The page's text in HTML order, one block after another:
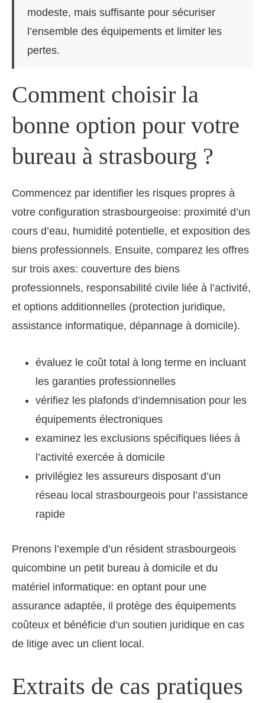
modeste, mais suffisante pour sécuriser
l’ensemble des équipements et limiter les
pertes.
Comment choisir la
bonne option pour votre
bureau à strasbourg ?
Commencez par identifier les risques propres à
votre configuration strasbourgeoise: proximité d’un
cours d’eau, humidité potentielle, et exposition des
biens professionnels. Ensuite, comparez les offres
sur trois axes: couverture des biens
professionnels, responsabilité civile liée à l’activité,
et options additionnelles (protection juridique,
assistance informatique, dépannage à domicile).
évaluez le coût total à long terme en incluant
les garanties professionnelles
vérifiez les plafonds d’indemnisation pour les
équipements électroniques
examinez les exclusions spécifiques liées à
l’activité exercée à domicile
privilégiez les assureurs disposant d’un
réseau local strasbourgeois pour l’assistance
rapide
Prenons l’exemple d’un résident strasbourgeois
quicombine un petit bureau à domicile et du
matériel informatique: en optant pour une
assurance adaptée, il protège des équipements
coûteux et bénéficie d’un soutien juridique en cas
de litige avec un client local.
Extraits de cas pratiques